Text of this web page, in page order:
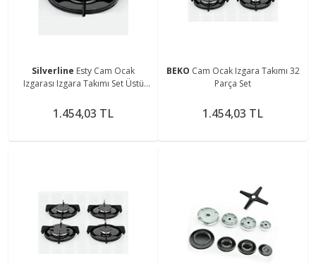
Silverline Esty Cam Ocak
Izgarası Izgara Takımı Set Üstü
Demirleri Takımı
1.454,03 TL
BEKO Cam Ocak Izgara Takımı 32
Parça Set
1.454,03 TL